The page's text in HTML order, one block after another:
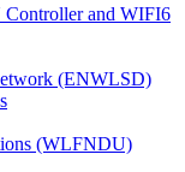
Controller and WIFI6
(ENWLSD)
(WLFNDU)